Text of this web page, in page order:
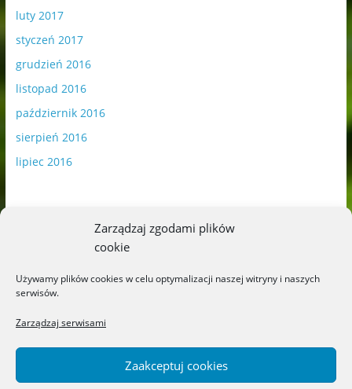
Zarządzaj zgodami plików
cookie
Używamy plików cookies w celu optymalizacji naszej witryny i naszych
serwisów.
Zarządzaj serwisami
Zaakceptuj cookies
luty 2017
styczeń 2017
grudzień 2016
listopad 2016
październik 2016
sierpień 2016
lipiec 2016